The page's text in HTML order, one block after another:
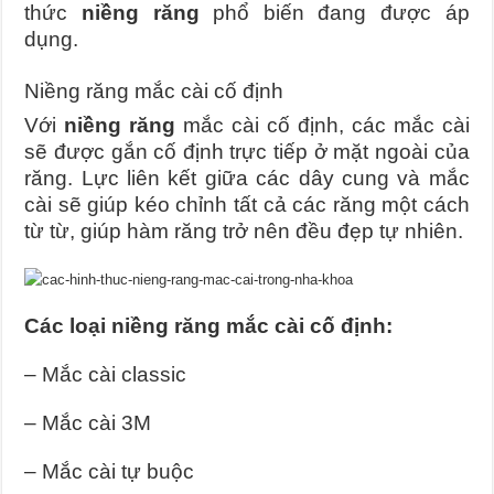
thức niềng răng phổ biến đang được áp
dụng.
Niềng răng mắc cài cố định
Với niềng răng mắc cài cố định, các mắc cài
sẽ được gắn cố định trực tiếp ở mặt ngoài của
răng. Lực liên kết giữa các dây cung và mắc
cài sẽ giúp kéo chỉnh tất cả các răng một cách
từ từ, giúp hàm răng trở nên đều đẹp tự nhiên.
Các loại niềng răng mắc cài cố định:
– Mắc cài classic
– Mắc cài 3M
– Mắc cài tự buộc